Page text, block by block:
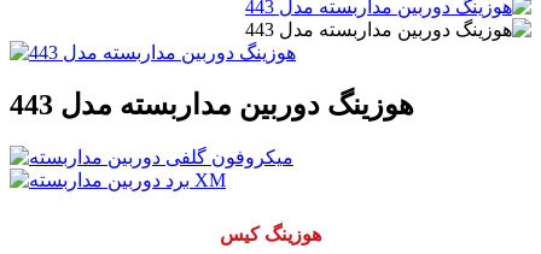
هوزینگ دوربین مداربسته مدل 443
هوزینگ کیس